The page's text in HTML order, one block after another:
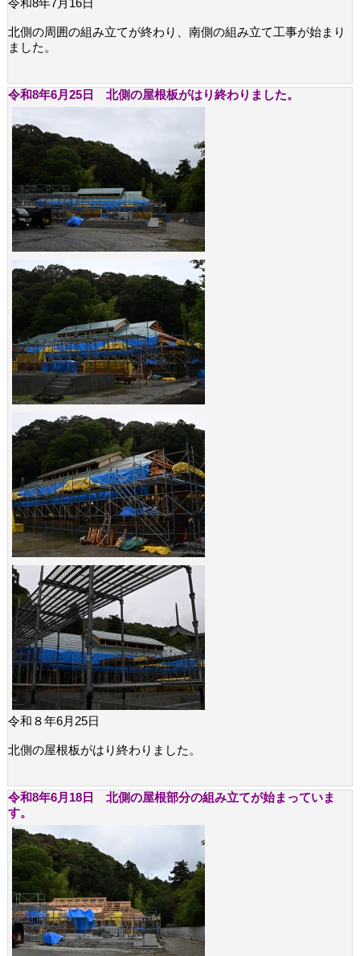
北側の周囲の組み立てが終わり、南側の組み立て工事が始まり
ました。
令和8年6月25日 北側の屋根板がはり終わりました。
令和８年6月25日
北側の屋根板がはり終わりました。
令和8年6月18日 北側の屋根部分の組み立てが始まっていま
す。